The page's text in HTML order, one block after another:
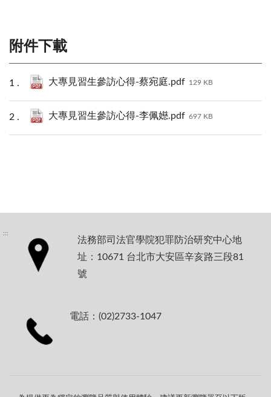
附件下載
大專見習生參訪心得-蔡宛庭.pdf 129 KB
大專見習生參訪心得-李佩嬨.pdf 697 KB
:::
法務部司法官學院犯罪防治研究中心地
址：10671 台北市大安區辛亥路三段81
號
電話：(02)2733-1047